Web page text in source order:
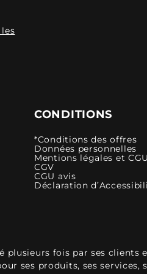
CONDITIONS
*Conditions des offres
Données personnelles
Mentions légales et CGU
CGV
CGU avis
Déclaration
plusieurs fois par ses clients
ses produits, ses services,